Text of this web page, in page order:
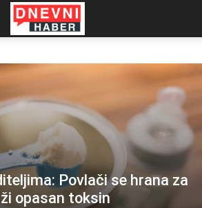
Povlači se hrana za
opasan toksin